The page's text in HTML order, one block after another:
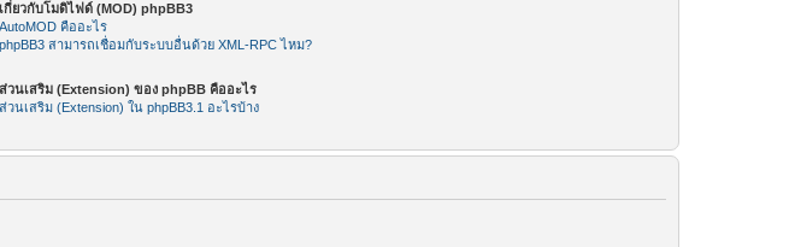
เกี่ยวกับโมดิไฟด์ (MOD) phpBB3
AutoMOD คืออะไร
phpBB3 สามารถเชื่อมกับระบบอื่นด้วย XML-RPC ไหม?
ส่วนเสริม (Extension) ของ phpBB คืออะไร
ส่วนเสริม (Extension) ใน phpBB3.1 อะไรบ้าง